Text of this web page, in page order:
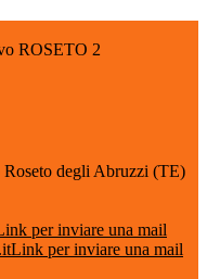
ROSETO 2
degli Abruzzi (TE)
per inviare una mail
Link per inviare una mail